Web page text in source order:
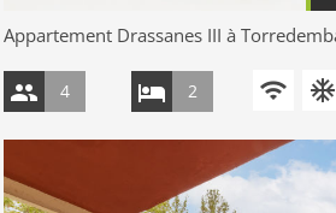
Appartement Drassanes III à
4 2